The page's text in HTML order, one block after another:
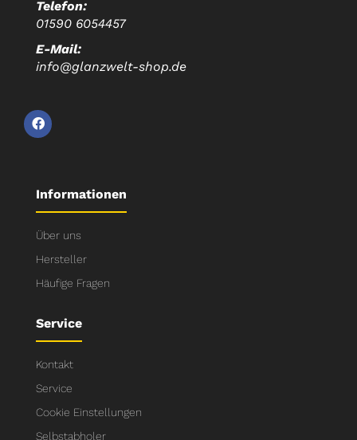
Telefon:
01590 6054457
E-Mail:
info@glanzwelt-shop.de
Informationen
Über uns
Hersteller
Häufige Fragen
Service
Kontakt
Service
Cookie Einstellungen
Selbstabholer